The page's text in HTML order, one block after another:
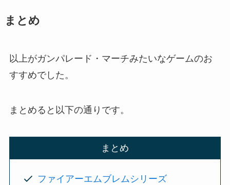
まとめ
以上がガンパレード・マーチみたいなゲームのお
すすめでした。
まとめると以下の通りです。
まとめ
ファイアーエムブレムシリーズ